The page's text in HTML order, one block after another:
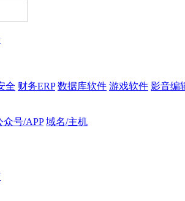
全 财务ERP 数据库软件 游戏软件 影音编
众号/APP 域名/主机